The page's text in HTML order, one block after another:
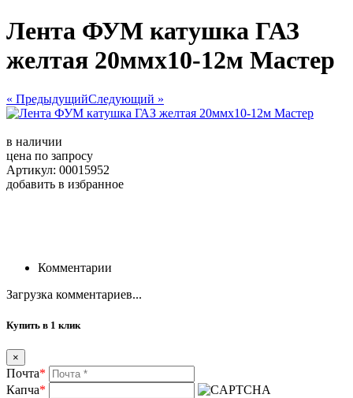
Лента ФУМ катушка ГАЗ
желтая 20ммх10-12м Мастер
« ПредыдущийСледующий »
в наличии
цена по запросу
Артикул: 00015952
добавить в избранное
Комментарии
Загрузка комментариев...
Купить в 1 клик
×
Почта*
Капча*